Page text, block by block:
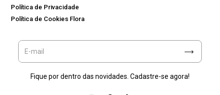
Política de Privacidade
Política de Cookies Flora
Fique por dentro das novidades. Cadastre-se agora!